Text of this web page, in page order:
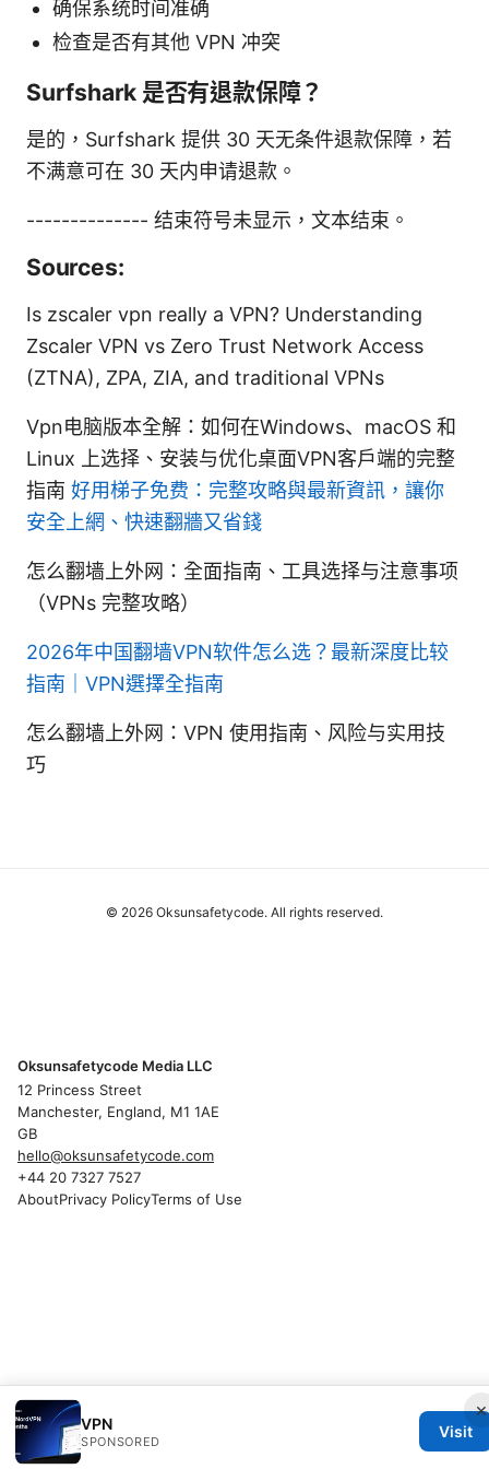
确保系统时间准确
检查是否有其他 VPN 冲突
Surfshark 是否有退款保障？
是的，Surfshark 提供 30 天无条件退款保障，若
不满意可在 30 天内申请退款。
-------------- 结束符号未显示，文本结束。
Sources:
Is zscaler vpn really a VPN? Understanding
Zscaler VPN vs Zero Trust Network Access
(ZTNA), ZPA, ZIA, and traditional VPNs
Vpn电脑版本全解：如何在Windows、macOS 和
Linux 上选择、安装与优化桌面VPN客户端的完整
指南 好用梯子免费：完整攻略與最新資訊，讓你
安全上網、快速翻牆又省錢
怎么翻墙上外网：全面指南、工具选择与注意事项
（VPNs 完整攻略）
2026年中国翻墙VPN软件怎么选？最新深度比较
指南｜VPN選擇全指南
怎么翻墙上外网：VPN 使用指南、风险与实用技
巧
×
VPN
SPONSORED
Visit
© 2026 Oksunsafetycode. All rights reserved.
Oksunsafetycode Media LLC
12 Princess Street
Manchester, England, M1 1AE
GB
hello@oksunsafetycode.com
+44 20 7327 7527
AboutPrivacy PolicyTerms of Use